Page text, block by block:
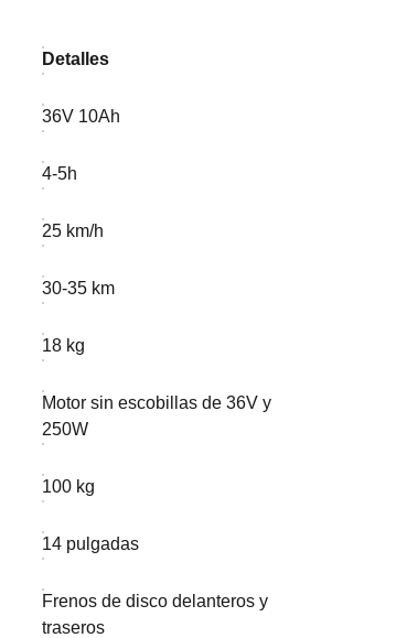
Detalles
36V 10Ah
4-5h
25 km/h
30-35 km
18 kg
Motor sin escobillas de 36V y
250W
100 kg
14 pulgadas
Frenos de disco delanteros y
traseros